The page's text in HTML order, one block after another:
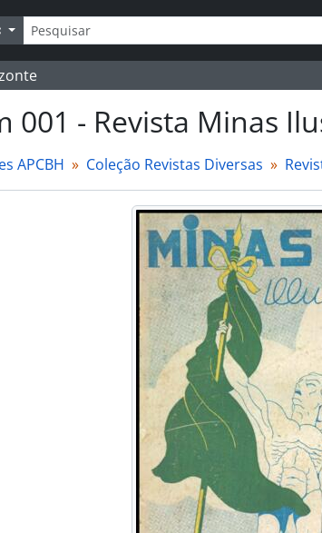
Opções de busca
001 - Revista Minas
APCBH Coleção Revistas Diversas